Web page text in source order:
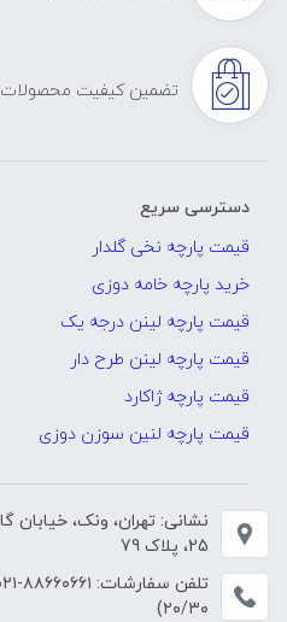
تضمین کیفیت محصولات
دسترسی سریع
قیمت پارچه نخی گلدار
خرید پارچه خامه دوزی
قیمت پارچه لینن درجه یک
قیمت پارچه لینن طرح دار
قیمت پارچه ژاکارد
قیمت پارچه لنین سوزن دوزی
25، پلاک 79
تلفن سفارشات: ۸۸۶۶۰۶۶۱-۰۲۱
۲۰/۳۰)